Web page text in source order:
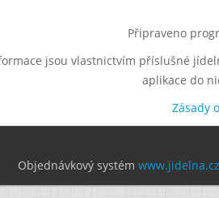
Připraveno
jsou vlastnictvím příslušné
aplikace do
Zásady
Objednávkový systém www.jidelna.cz